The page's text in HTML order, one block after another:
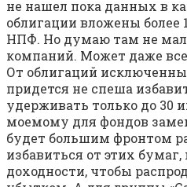
не нашел пока данных в
облигации вложены более
НПФ. Но думаю там не
компаний. Может даже
От облигаций
придется не спеша
удерживать только до 30
моемому для фондов
будет большим фронтом
избавиться от этих
доходности, чтобы